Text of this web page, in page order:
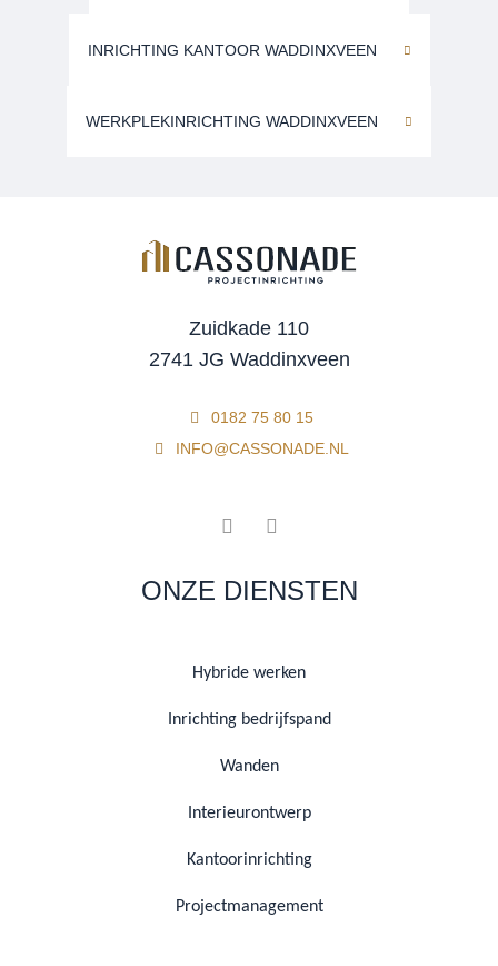
INRICHTING KANTOOR WADDINXVEEN
WERKPLEKINRICHTING WADDINXVEEN
Zuidkade 110
2741 JG Waddinxveen
0182 75 80 15
INFO@CASSONADE.NL
ONZE DIENSTEN
Hybride werken
Inrichting bedrijfspand
Wanden
Interieurontwerp
Kantoorinrichting
Projectmanagement